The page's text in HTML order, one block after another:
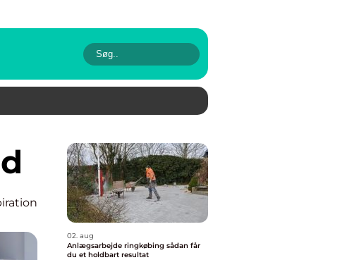
02. aug
Anlægsarbejde ringkøbing sådan får
du et holdbart resultat